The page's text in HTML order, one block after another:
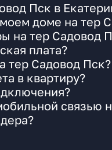
Пск в
доме на тер
на тер Садовод
плата?
тер Садовод Пск?
в квартиру?
связью